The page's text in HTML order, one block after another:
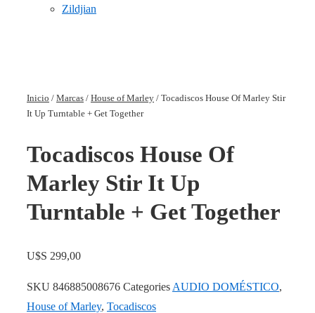
Zildjian
Inicio / Marcas / House of Marley / Tocadiscos House Of Marley Stir
It Up Turntable + Get Together
Tocadiscos House Of
Marley Stir It Up
Turntable + Get Together
U$S 299,00
SKU 846885008676 Categories AUDIO DOMÉSTICO,
House of Marley, Tocadiscos